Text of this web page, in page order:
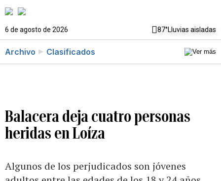
6 de agosto de 2026 87°Lluvias aisladas
Archivo Clasificados
Balacera deja cuatro personas
heridas en Loíza
Algunos de los perjudicados son jóvenes